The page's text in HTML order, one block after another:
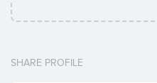
SHARE PROFILE